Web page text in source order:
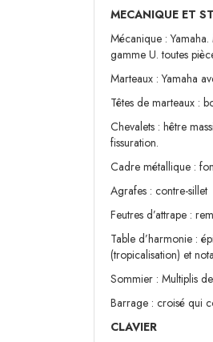
MECANIQUE ET
Mécanique :
gamme U. toutes
Marteaux : Yamaha
Têtes de marteaux :
Chevalets : hêtre
fissuration.
Cadre métallique :
Agrafes : contre-sillet
Feutres d’attrape :
Table d’harmonie :
(tropicalisation) et
Sommier : Multiplis
Barrage : croisé qui
CLAVIER